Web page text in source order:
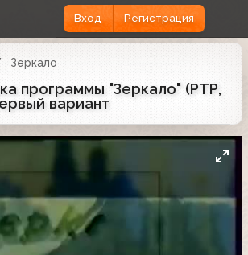
Вход Регистрация
Зеркало
программы "Зеркало" (РТР,
вариант